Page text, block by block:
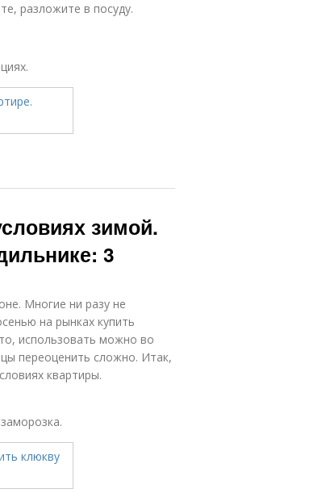
разложите в посуду.
зимой.
3
Многие ни разу не
на рынках купить
использовать можно во
переоценить сложно. Итак,
квартиры.